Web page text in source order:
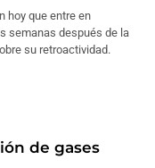
hoy que entre en
semanas después de la
su retroactividad.
de gases